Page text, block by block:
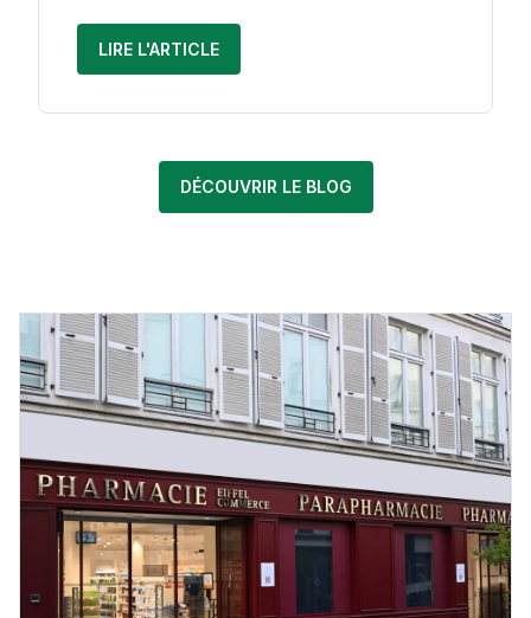
LIRE L'ARTICLE
DÉCOUVRIR LE BLOG